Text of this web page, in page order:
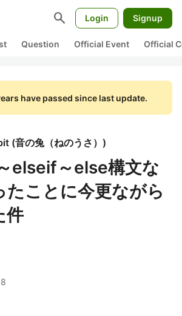
search Login Signup
Question Official Event Official
have passed since last update.
(音の兔（ねのうさ） )
elseif～else構文な
たことに今更ながら
件